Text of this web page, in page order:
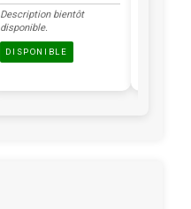
Description bientôt
disponible.
DISPONIBLE